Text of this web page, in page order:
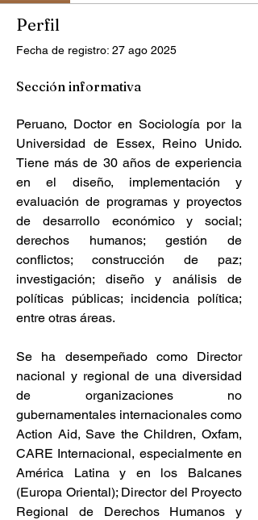
Perfil
Fecha de registro: 27 ago 2025
Sección informativa
Peruano, Doctor en Sociología por la
Universidad de Essex, Reino Unido.
Tiene más de 30 años de experiencia
en el diseño, implementación y
evaluación de programas y proyectos
de desarrollo económico y social;
derechos humanos; gestión de
conflictos; construcción de paz;
investigación; diseño y análisis de
políticas públicas; incidencia política;
entre otras áreas.
Se ha desempeñado como Director
nacional y regional de una diversidad
de organizaciones no
gubernamentales internacionales como
Action Aid, Save the Children, Oxfam,
CARE Internacional, especialmente en
América Latina y en los Balcanes
(Europa Oriental); Director del Proyecto
Regional de Derechos Humanos y